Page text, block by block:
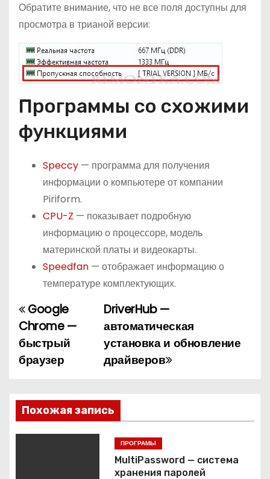
Обратите внимание, что не все поля доступны для
просмотра в трианой версии:
Программы со схожими
функциями
Speccy — программа для получения
информации о компьютере от компании
Piriform.
CPU-Z — показывает подробную
информацию о процессоре, модель
материнской платы и видеокарты.
Speedfan — отображает информацию о
температуре комплектующих.
Н
а
в
г
а
DriverHub —
автоматическая
установка и обновление
драйверов
Google
Chrome —
быстрый
браузер
Похожая запись
ПРОГРАМЫ
MultiPassword — система
хранения паролей